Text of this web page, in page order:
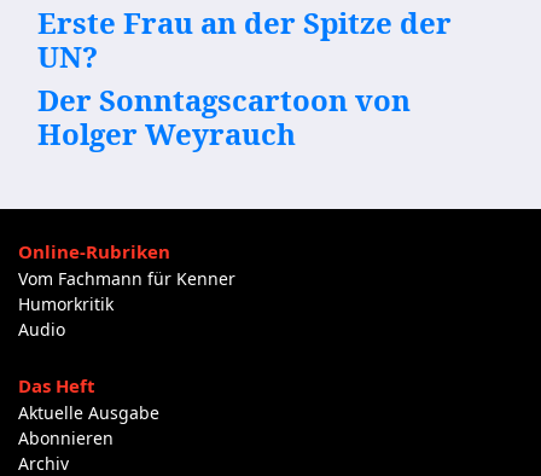
Erste Frau an der Spitze der
UN?
Der Sonntagscartoon von
Holger Weyrauch
Online-Rubriken
Vom Fachmann für Kenner
Humorkritik
Audio
Das Heft
Aktuelle Ausgabe
Abonnieren
Archiv